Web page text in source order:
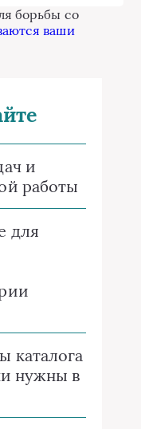
борьбы со
ваши
и
работы
для
каталога
нужны в